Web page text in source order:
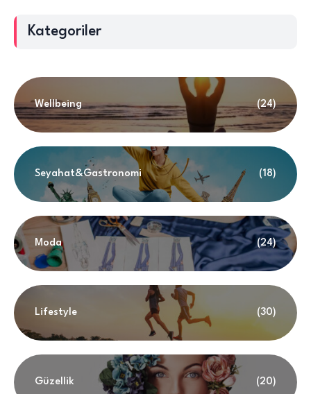
Kategoriler
Wellbeing (24)
Seyahat&Gastronomi (18)
Moda (24)
Lifestyle (30)
Güzellik (20)